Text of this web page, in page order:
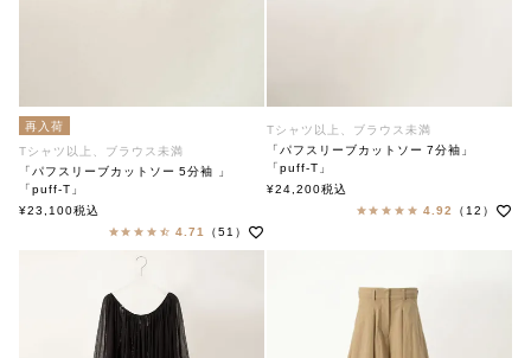
再入荷
Tシャツ以上、ブラウス未満
「パフスリーブカットソー 5分袖 」
「puff-T」
soutiencollar（ステンカラー）
¥23,100税込
4.71
（51）
Tシャツ以上、ブラウス未満
「パフスリーブカットソー 7分袖」
「puff-T」
soutiencollar（ステンカラー）
¥24,200税込
4.92
（12）